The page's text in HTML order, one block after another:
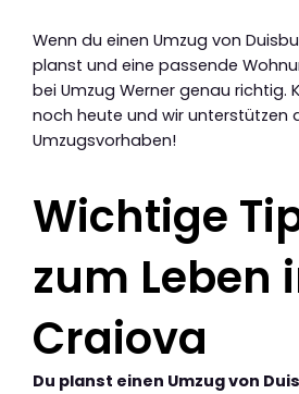
Wenn du einen Umzug von
planst und eine passende
bei Umzug Werner genau richtig.
noch heute und wir unterstützen
Umzugsvorhaben!
Wichtige
zum Leben
Craiova
Du planst einen Umzug von